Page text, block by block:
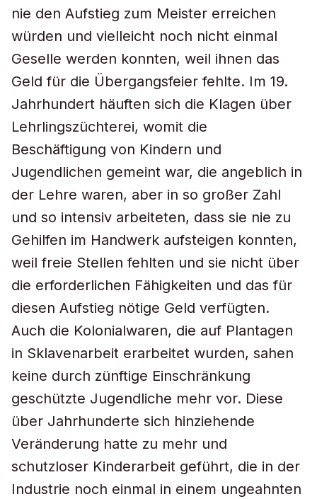
nie den Aufstieg zum Meister erreichen
würden und vielleicht noch nicht einmal
Geselle werden konnten, weil ihnen das
Geld für die Übergangsfeier fehlte. Im 19.
Jahrhundert häuften sich die Klagen über
Lehrlingszüchterei, womit die
Beschäftigung von Kindern und
Jugendlichen gemeint war, die angeblich in
der Lehre waren, aber in so großer Zahl
und so intensiv arbeiteten, dass sie nie zu
Gehilfen im Handwerk aufsteigen konnten,
weil freie Stellen fehlten und sie nicht über
die erforderlichen Fähigkeiten und das für
diesen Aufstieg nötige Geld verfügten.
Auch die Kolonialwaren, die auf Plantagen
in Sklavenarbeit erarbeitet wurden, sahen
keine durch zünftige Einschränkung
geschützte Jugendliche mehr vor. Diese
über Jahrhunderte sich hinziehende
Veränderung hatte zu mehr und
schutzloser Kinderarbeit geführt, die in der
Industrie noch einmal in einem ungeahnten